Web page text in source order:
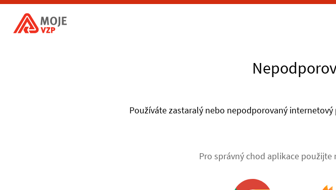
Používáte zastaralý nebo nepodporovaný
Pro správný chod aplikace